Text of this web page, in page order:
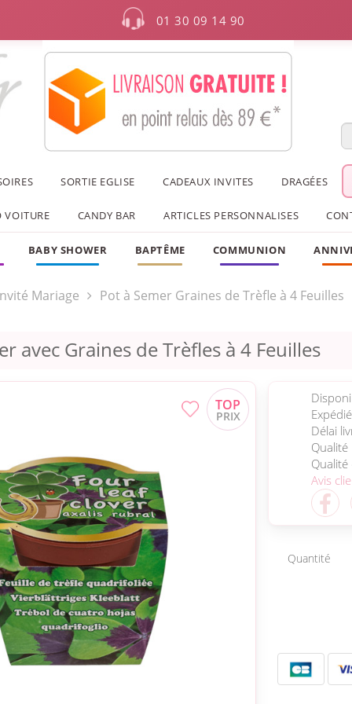
01 30 09 14 90
SORTIE EGLISE CADEAUX INVITES DRAGÉES
VOITURE CANDY BAR ARTICLES PERSONNALISES
BABY SHOWER BAPTÊME COMMUNION
Mariage Pot à Semer Graines de Trèfle à 4 Feuilles
avec Graines de Trèfles à 4 Feuilles
Délai
Qualité
Avis
Quantité